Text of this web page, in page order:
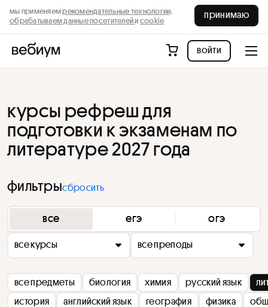
мы применяемрекомендательные технологии,
обрабатываем данные посетителейи cookie
принимаю
войти
курсы рефреш для
подготовки к экзаменам по
литературе 2027 года
фильтрысбросить
все егэ огэ
все курсы все преподы
все предметы биология химия русский язык
история
английский язык география физика